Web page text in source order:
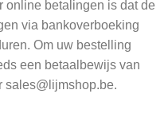
online betalingen is dat de
via bankoverboeking
Om uw bestelling
een betaalbewijs van
sales@lijmshop.be.